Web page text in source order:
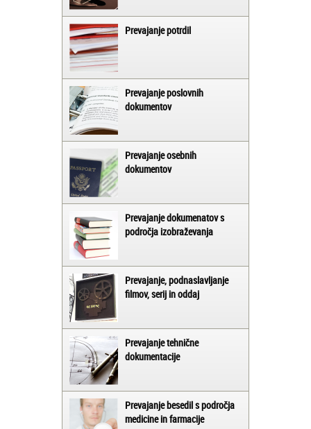
Prevajanje potrdil
Prevajanje poslovnih
dokumentov
Prevajanje osebnih
dokumentov
Prevajanje dokumenatov s
področja izobraževanja
Prevajanje, podnaslavljanje
filmov, serij in oddaj
Prevajanje tehnične
dokumentacije
Prevajanje besedil s področja
medicine in farmacije